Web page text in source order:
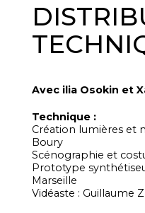
Avec ilia Osokin et
Technique :
Création lumières et
Boury
Scénographie et
Prototype
Marseille
Vidéaste : Guillaume